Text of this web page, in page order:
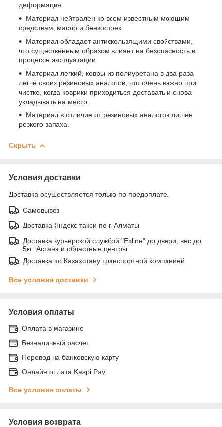
деформация.
Материал нейтрален ко всем известным моющим
средствам, масло и бензостоек.
Материал обладает антискользящими свойствами,
что существенным образом влияет на безопасность в
процессе эксплуатации.
Материал легкий, ковры из полиуретана в два раза
легче своих резиновых аналогов, что очень важно при
чистке, когда коврики приходиться доставать и снова
укладывать на место.
Материал в отличие от резиновых аналогов лишен
резкого запаха.
Скрыть
Условия доставки
Доставка осуществляется только по предоплате.
Самовывоз
Доставка Яндекс такси по г. Алматы
Доставка курьерской службой "Exline" до двери, вес до
5кг: Астана и областные центры
Доставка по Казахстану транспортной компанией
Все условия доставки
Условия оплаты
Оплата в магазине
Безналичный расчет
Перевод на банковскую карту
Онлайн оплата Kaspi Pay
Все условия оплаты
Условия возврата